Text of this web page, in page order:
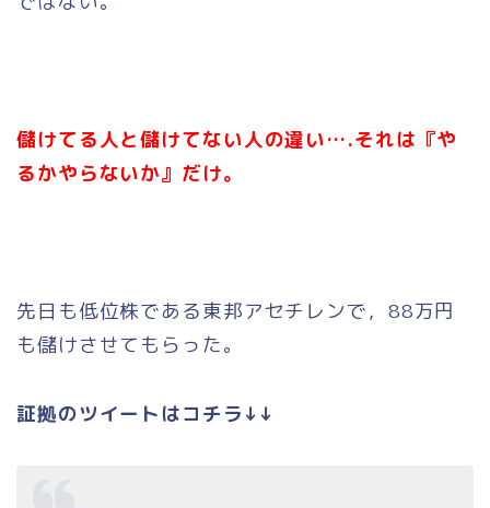
儲けてる人と儲けてない人の違い….それは『や
るかやらないか』だけ。
先日も低位株である東邦アセチレンで，88万円
も儲けさせてもらった。
証拠のツイートはコチラ↓↓